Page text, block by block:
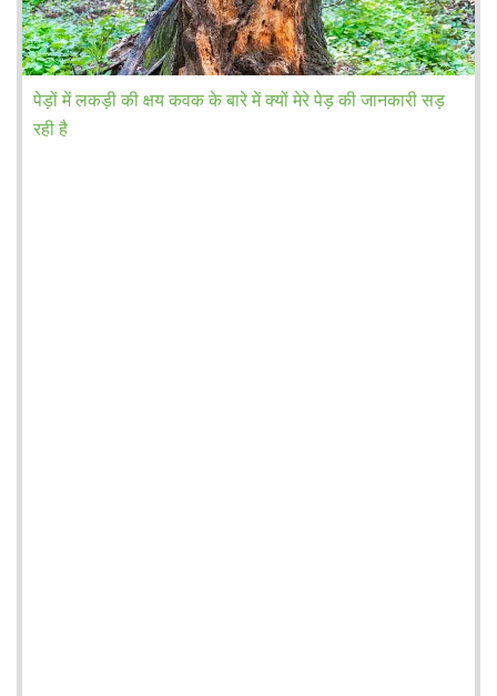
पेड़ों में लकड़ी की क्षय कवक के बारे में क्यों मेरे पेड़ की जानकारी सड़
रही है